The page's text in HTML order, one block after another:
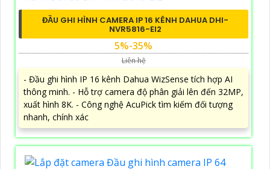
ĐẦU GHI HÌNH CAMERA IP 16 KÊNH DAHUA DHI-
NVR5816-EI2
5%-35%
Liên hệ
- Đầu ghi hình IP 16 kênh Dahua WizSense tích hợp AI
thông minh. - Hỗ trợ camera độ phân giải lên đến 32MP,
xuất hình 8K. - Công nghệ AcuPick tìm kiếm đối tượng
nhanh, chính xác